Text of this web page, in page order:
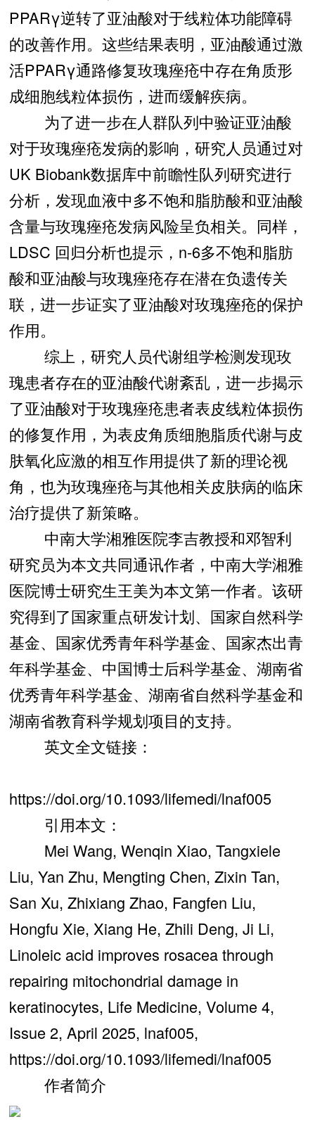
PPARγ逆转了亚油酸对于线粒体功能障碍
的改善作用。这些结果表明，亚油酸通过激
活PPARγ通路修复玫瑰痤疮中存在角质形
成细胞线粒体损伤，进而缓解疾病。
为了进一步在人群队列中验证亚油酸
对于玫瑰痤疮发病的影响，研究人员通过对
UK Biobank数据库中前瞻性队列研究进行
分析，发现血液中多不饱和脂肪酸和亚油酸
含量与玫瑰痤疮发病风险呈负相关。同样，
LDSC 回归分析也提示，n-6多不饱和脂肪
酸和亚油酸与玫瑰痤疮存在潜在负遗传关
联，进一步证实了亚油酸对玫瑰痤疮的保护
作用。
综上，研究人员代谢组学检测发现玫
瑰患者存在的亚油酸代谢紊乱，进一步揭示
了亚油酸对于玫瑰痤疮患者表皮线粒体损伤
的修复作用，为表皮角质细胞脂质代谢与皮
肤氧化应激的相互作用提供了新的理论视
角，也为玫瑰痤疮与其他相关皮肤病的临床
治疗提供了新策略。
中南大学湘雅医院李吉教授和邓智利
研究员为本文共同通讯作者，中南大学湘雅
医院博士研究生王美为本文第一作者。该研
究得到了国家重点研发计划、国家自然科学
基金、国家优秀青年科学基金、国家杰出青
年科学基金、中国博士后科学基金、湖南省
优秀青年科学基金、湖南省自然科学基金和
湖南省教育科学规划项目的支持。
英文全文链接：
https://doi.org/10.1093/lifemedi/lnaf005
引用本文：
Mei Wang, Wenqin Xiao, Tangxiele
Liu, Yan Zhu, Mengting Chen, Zixin Tan,
San Xu, Zhixiang Zhao, Fangfen Liu,
Hongfu Xie, Xiang He, Zhili Deng, Ji Li,
Linoleic acid improves rosacea through
repairing mitochondrial damage in
keratinocytes, Life Medicine, Volume 4,
Issue 2, April 2025, lnaf005,
https://doi.org/10.1093/lifemedi/lnaf005
作者简介